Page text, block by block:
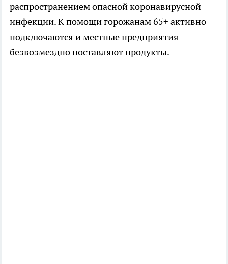
распространением опасной коронавирусной
инфекции. К помощи горожанам 65+ активно
подключаются и местные предприятия –
безвозмездно поставляют продукты.